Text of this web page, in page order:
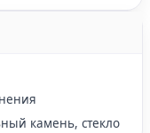
камень, стекло